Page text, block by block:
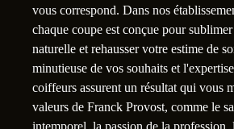
vous correspond. Dans nos
chaque coupe est conçue pour
naturelle et rehausser votre estime de
minutieuse de vos souhaits et
coiffeurs assurent un résultat qui vous
valeurs de Franck Provost, comme le
intemporel, la passion de la profession,